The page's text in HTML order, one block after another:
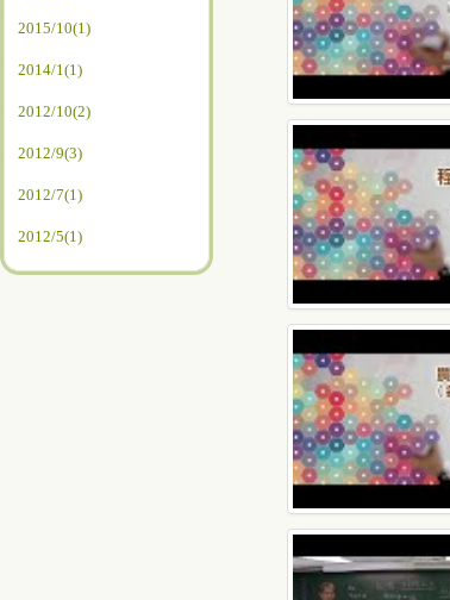
2015/10(1)
2014/1(1)
2012/10(2)
2012/9(3)
2012/7(1)
2012/5(1)